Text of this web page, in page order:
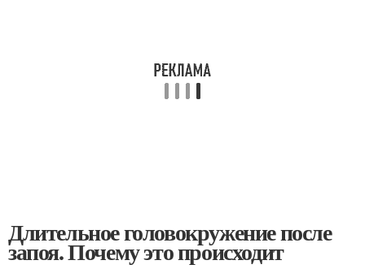
Длительное головокружение после
запоя. Почему это происходит